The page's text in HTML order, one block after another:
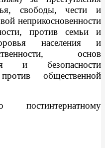
свободы, чести и
неприкосновенности
против семьи и
населения и
основ
и безопасности
общественной